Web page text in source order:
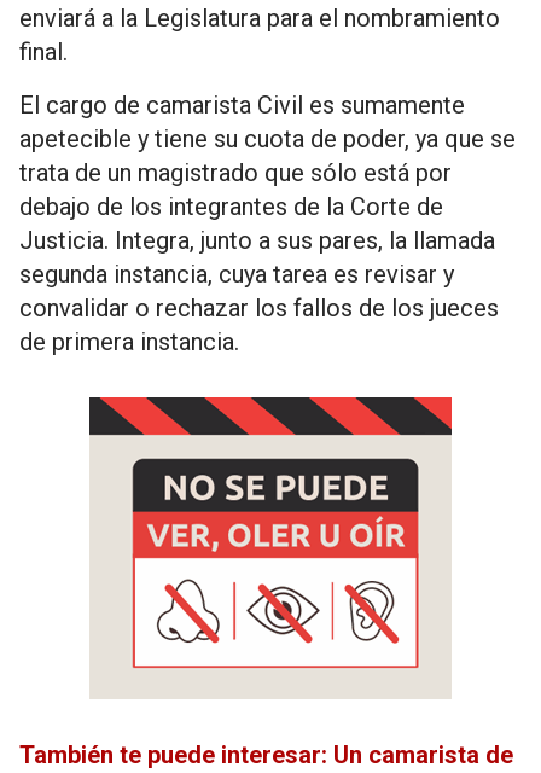
enviará a la Legislatura para el nombramiento
final.
El cargo de camarista Civil es sumamente
apetecible y tiene su cuota de poder, ya que se
trata de un magistrado que sólo está por
debajo de los integrantes de la Corte de
Justicia. Integra, junto a sus pares, la llamada
segunda instancia, cuya tarea es revisar y
convalidar o rechazar los fallos de los jueces
de primera instancia.
También te puede interesar: Un camarista de